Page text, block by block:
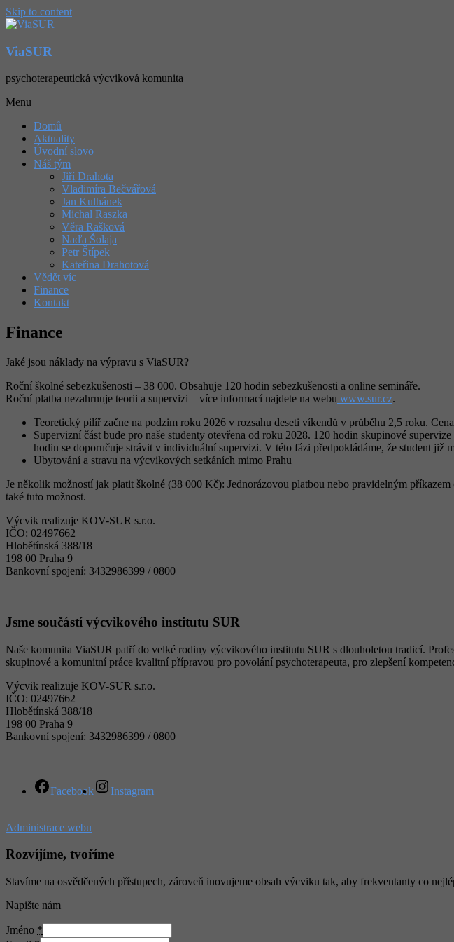
Skip to content
ViaSUR
psychoterapeutická výcviková komunita
Menu
Domů
Aktuality
Úvodní slovo
Náš tým
Jiří Drahota
Vladimíra Bečvářová
Jan Kulhánek
Michal Raszka
Věra Rašková
Naďa Šolaja
Petr Štípek
Kateřina Drahotová
Vědět víc
Finance
Kontakt
Finance
Jaké jsou náklady na výpravu s ViaSUR?
Roční školné sebezkušenosti – 38 000. Obsahuje 120 hodin sebezkušenosti a online semináře.
Roční platba nezahrnuje teorii a supervizi – více informací najdete na webu www.sur.cz.
Teoretický pilíř začne na podzim roku 2026 v rozsahu deseti víkendů v průběhu 2,5 roku.
Supervizní část bude pro naše studenty otevřena od roku 2028. 120 hodin skupinové
hodin se doporučuje strávit v individuální supervizi. V této fázi předpokládáme, že student již
Ubytování a stravu na výcvikových setkáních mimo Prahu
Je několik možností jak platit školné (38 000 Kč): Jednorázovou platbou nebo pravidelným
také tuto možnost.
Výcvik realizuje KOV-SUR s.r.o.
IČO: 02497662
Hlobětínská 388/18
198 00 Praha 9
Bankovní spojení: 3432986399 / 0800
Jsme součástí výcvikového institutu SUR
Naše komunita ViaSUR patří do velké rodiny výcvikového institutu SUR s dlouholetou tradicí.
skupinové a komunitní práce kvalitní přípravou pro povolání psychoterapeuta, pro zlepšení
Výcvik realizuje KOV-SUR s.r.o.
IČO: 02497662
Hlobětínská 388/18
198 00 Praha 9
Bankovní spojení: 3432986399 / 0800
Facebook Instagram
Administrace webu
Rozvíjíme, tvoříme
Stavíme na osvědčených přístupech, zároveň inovujeme obsah výcviku tak, aby frekventanty co
Napište nám
Jméno *